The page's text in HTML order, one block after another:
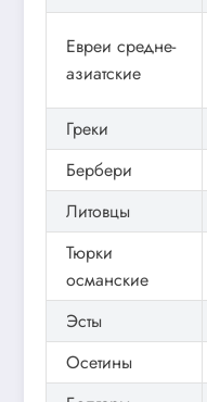
Евреи средне-
азиатские
Греки
Бербери
Литовцы
Тюрки
османские
Эсты
Осетины